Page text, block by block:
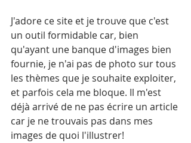
J'adore ce site et je trouve que c'est
un outil formidable car, bien
qu'ayant une banque d'images bien
fournie, je n'ai pas de photo sur tous
les thèmes que je souhaite exploiter,
et parfois cela me bloque. Il m'est
déjà arrivé de ne pas écrire un article
car je ne trouvais pas dans mes
images de quoi l'illustrer!